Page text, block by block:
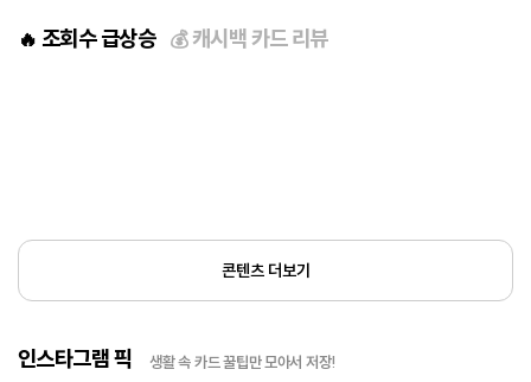
🔥 조회수 급상승 💰캐시백 카드 리뷰
콘텐츠 더보기
인스타그램 픽 생활 속 카드 꿀팁만 모아서 저장!